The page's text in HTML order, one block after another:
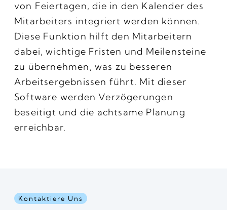
von Feiertagen, die in den Kalender des
Mitarbeiters integriert werden können.
Diese Funktion hilft den Mitarbeitern
dabei, wichtige Fristen und Meilensteine ​​
zu übernehmen, was zu besseren
Arbeitsergebnissen führt. Mit dieser
Software werden Verzögerungen
beseitigt und die achtsame Planung
erreichbar.
Kontaktiere Uns